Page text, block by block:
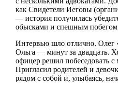
как Свидетели Иеговы
— история получилась
обысками и спешным
Интервью шло отлично. Олег
Ольга — минут за двадцать.
офицер решил побеседовать
Пригласил родителей и
рядом с собой и, улыбаясь,